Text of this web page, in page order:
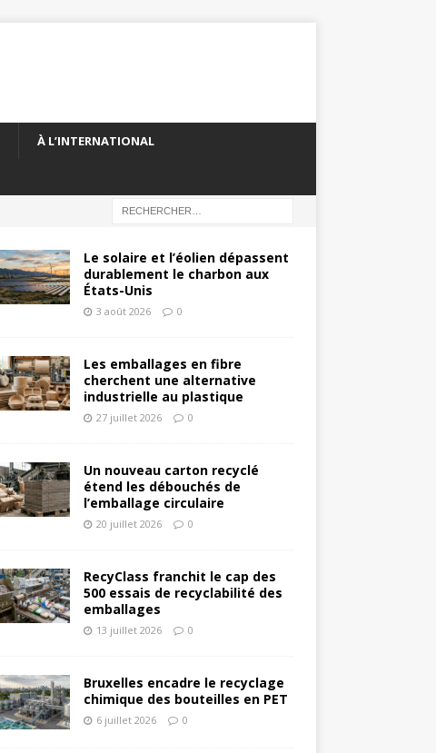
À L’INTERNATIONAL
Le solaire et l’éolien dépassent
durablement le charbon aux
États-Unis
3 août 2026 0
Les emballages en fibre
cherchent une alternative
industrielle au plastique
27 juillet 2026 0
Un nouveau carton recyclé
étend les débouchés de
l’emballage circulaire
20 juillet 2026 0
RecyClass franchit le cap des
500 essais de recyclabilité des
emballages
13 juillet 2026 0
Bruxelles encadre le recyclage
chimique des bouteilles en PET
6 juillet 2026 0